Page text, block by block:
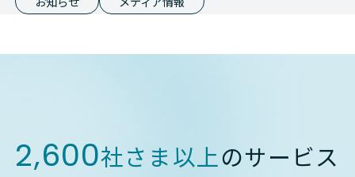
2,600社さま以上のサービス